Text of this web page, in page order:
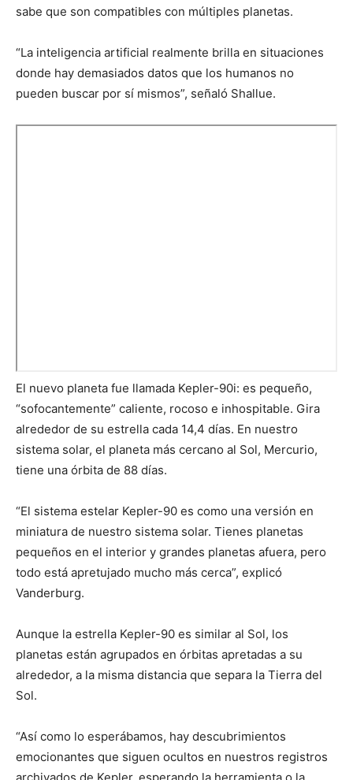
sabe que son compatibles con múltiples planetas.
“La inteligencia artificial realmente brilla en situaciones
donde hay demasiados datos que los humanos no
pueden buscar por sí mismos”, señaló Shallue.
El nuevo planeta fue llamada Kepler-90i: es pequeño,
“sofocantemente” caliente, rocoso e inhospitable. Gira
alrededor de su estrella cada 14,4 días. En nuestro
sistema solar, el planeta más cercano al Sol, Mercurio,
tiene una órbita de 88 días.
“El sistema estelar Kepler-90 es como una versión en
miniatura de nuestro sistema solar. Tienes planetas
pequeños en el interior y grandes planetas afuera, pero
todo está apretujado mucho más cerca”, explicó
Vanderburg.
Aunque la estrella Kepler-90 es similar al Sol, los
planetas están agrupados en órbitas apretadas a su
alrededor, a la misma distancia que separa la Tierra del
Sol.
“Así como lo esperábamos, hay descubrimientos
emocionantes que siguen ocultos en nuestros registros